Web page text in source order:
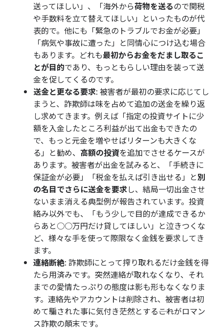
送ってほしい」、「海外から荷物を送るので関税
や手数料を立て替えてほしい」といったものが代
表的で。他にも「緊急のトラブルでお金が必要」
「病気や事故に遭った」と同情心につけ込む場合
もあります。どれも最初からお金をだまし取るこ
とが目的であり、もっともらしい理由を装って送
金を促してくるのです。
送金と更なる要求: 被害者が最初の要求に応じてし
まうと、詐欺師は味を占めて追加の送金を繰り返
し求めてきます。例えば「指定の投資サイトに少
額を入金したところ利益が出て出金もできたの
で、もっと元金を増やせばリターンも大きくな
る」と勧め、 高額の投資を追加でさせるケースが
あります。被害者が出金を試みると、「手続きに
保証金が必要」「税金を払えば引き出せる」と別
の名目でさらに送金を要求し、結局一切出金させ
ないまま消える典型例が報告されています。投資
絡み以外でも、「もう少しで目的が達成できるか
らあと○○万円だけ貸してほしい」と泣きつくな
ど、様々な手を使って際限なく金銭を要求してき
ます。
連絡断絶: 詐欺師にとって搾り取れるだけ金銭を得
たら用済みです。突然連絡が取れなくなり、それ
までの愛情たっぷりの態度は影も形もなくなりま
す。連絡先やアカウントは削除され、被害者は初
めて騙された事に気付き茫然とする――これがロマン
ス詐欺の顛末です。